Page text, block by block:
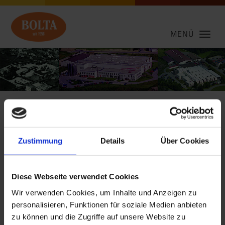
Zustimmung Details Über Cookies
Diese Webseite verwendet Cookies
Wir verwenden Cookies, um Inhalte und Anzeigen zu
personalisieren, Funktionen für soziale Medien anbieten
zu können und die Zugriffe auf unsere Website zu
MENÜ
BOLTA - die starke Marke
im Markt
Seit 1958 werden in Schönberg BOLTA-
Extrusionsprofile produziert. Und seit nunmehr
über fünfundsechzig Jahren steht der Standort für
Qualität, Kontinuität und Flexibilität in der
Extrusion von Kunststoffen „Made in Germany“.